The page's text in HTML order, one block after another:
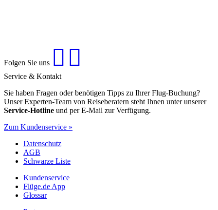
Folgen Sie uns
Service & Kontakt
Sie haben Fragen oder benötigen Tipps zu Ihrer Flug-Buchung?
Unser Experten-Team von Reiseberatern steht Ihnen unter unserer
Service-Hotline und per E-Mail zur Verfügung.
Zum Kundenservice »
Datenschutz
AGB
Schwarze Liste
Kundenservice
Flüge.de App
Glossar